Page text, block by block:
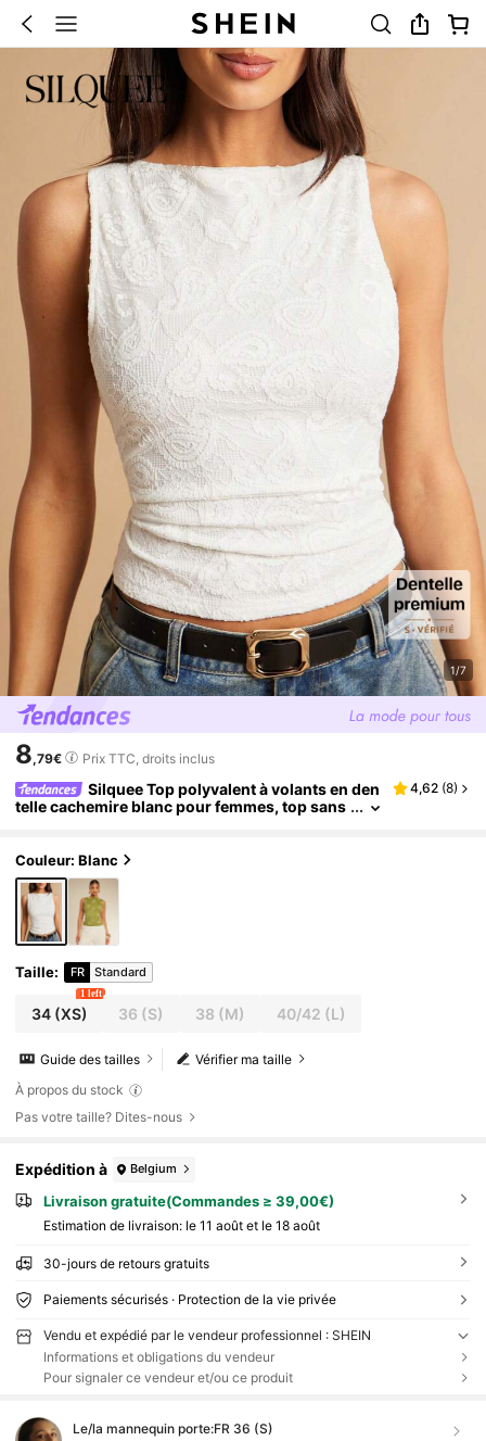
1/7
8,79€ Prix TTC, droits inclus
Silquee Top polyvalent à volants en den
telle cachemire blanc pour femmes, top sans
4,62 (8)
Couleur: Blanc
Taille: FR Standard
34(XS)
1 left
36 (S) 38 (M) 40/42 (L)
Vérifier ma taille
Guide des tailles
À propos du stock
Pas votre taille? Dites-nous
Expédition à Belgium
Livraison gratuite(Commandes ≥ 39,00€)
Estimation de livraison: le 11 août et le 18 août
30-jours de retours gratuits
Paiements sécurisés · Protection de la vie privée
Vendu et expédié par le vendeur professionnel : SHEIN
Informations et obligations du vendeur
Pour signaler ce vendeur et/ou ce produit
Le/la mannequin porte:FR 36 (S)